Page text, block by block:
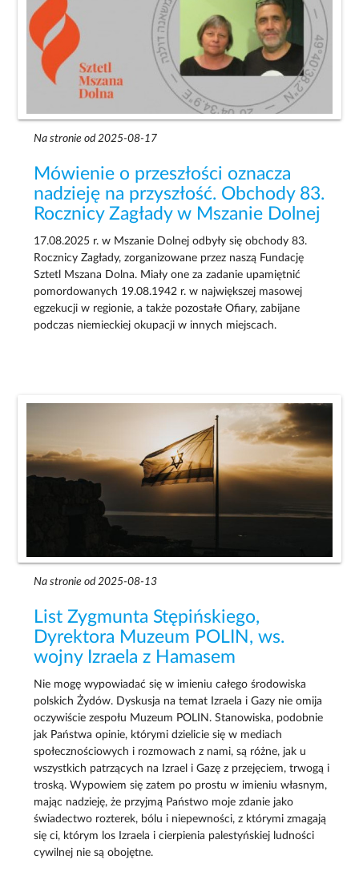
Na stronie od 2025-08-17
Mówienie o przeszłości oznacza
nadzieję na przyszłość. Obchody 83.
Rocznicy Zagłady w Mszanie Dolnej
17.08.2025 r. w Mszanie Dolnej odbyły się obchody 83.
Rocznicy Zagłady, zorganizowane przez naszą Fundację
Sztetl Mszana Dolna. Miały one za zadanie upamiętnić
pomordowanych 19.08.1942 r. w największej masowej
egzekucji w regionie, a także pozostałe Ofiary, zabijane
podczas niemieckiej okupacji w innych miejscach.
Na stronie od 2025-08-13
List Zygmunta Stępińskiego,
Dyrektora Muzeum POLIN, ws.
wojny Izraela z Hamasem
Nie mogę wypowiadać się w imieniu całego środowiska
polskich Żydów. Dyskusja na temat Izraela i Gazy nie omija
oczywiście zespołu Muzeum POLIN. Stanowiska, podobnie
jak Państwa opinie, którymi dzielicie się w mediach
społecznościowych i rozmowach z nami, są różne, jak u
wszystkich patrzących na Izrael i Gazę z przejęciem, trwogą i
troską. Wypowiem się zatem po prostu w imieniu własnym,
mając nadzieję, że przyjmą Państwo moje zdanie jako
świadectwo rozterek, bólu i niepewności, z którymi zmagają
się ci, którym los Izraela i cierpienia palestyńskiej ludności
cywilnej nie są obojętne.